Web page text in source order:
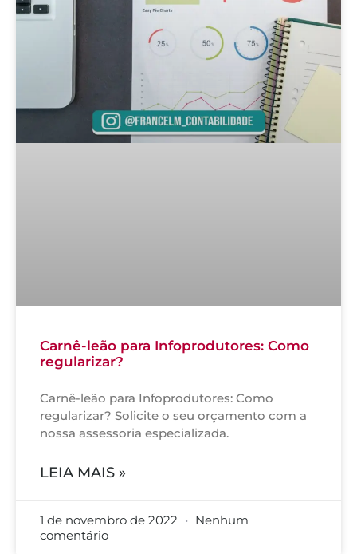
Carnê-leão para Infoprodutores: Como
regularizar?
Carnê-leão para Infoprodutores: Como
regularizar? Solicite o seu orçamento com a
nossa assessoria especializada.
LEIA MAIS »
1 de novembro de 2022
Nenhum
comentário